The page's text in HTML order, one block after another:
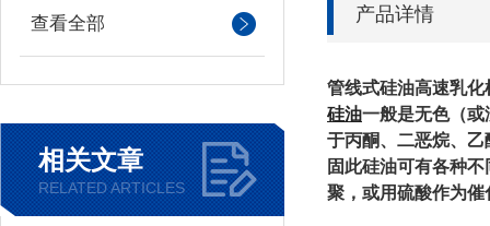
查看全部
相关文章
RELATED ARTICLES
产品详情
管线式硅油高速乳化
硅油一般是无色（
于丙酮、二恶烷、
固此硅油可有各种不
聚，或用硫酸作为催